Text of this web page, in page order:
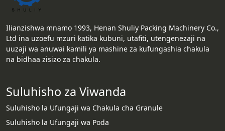
Ilianzishwa mnamo 1993, Henan Shuliy Packing Machinery Co.,
Ltd ina uzoefu mzuri katika kubuni, utafiti, utengenezaji na
uuzaji wa anuwai kamili ya mashine za kufungashia chakula
na bidhaa zisizo za chakula.
Suluhisho za Viwanda
Suluhisho la Ufungaji wa Chakula cha Granule
Suluhisho la Ufungaji wa Poda